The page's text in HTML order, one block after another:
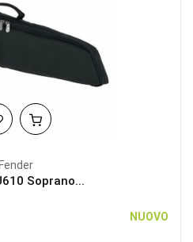
Fender
Soprano...
NUOVO